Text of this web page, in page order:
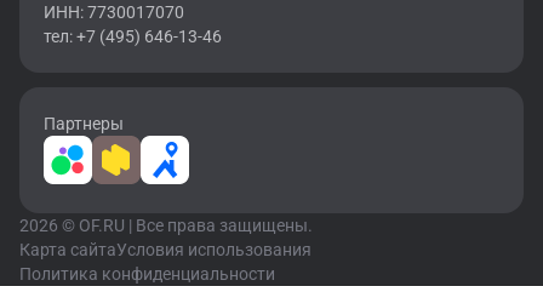
ИНН: 7730017070
тел: +7 (495) 646-13-46
Партнеры
2026 © OF.RU | Все права защищены.
Карта сайтаУсловия использования
Политика конфиденциальности